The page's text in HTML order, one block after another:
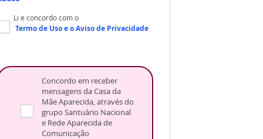
Li e concordo com o
Termo de Usoe oAviso de Privacidade
Concordo em receber
mensagens da Casa da
Mãe Aparecida, através do
grupo Santuário Nacional
e Rede Aparecida de
Comunicação